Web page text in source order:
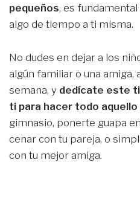
pequeños, es
algo de tiempo a ti misma.
No dudes en dejar a los
algún familiar o una amiga,
semana, y dedícate este
ti para hacer todo
gimnasio, ponerte guapa
cenar con tu pareja, o
con tu mejor amiga.